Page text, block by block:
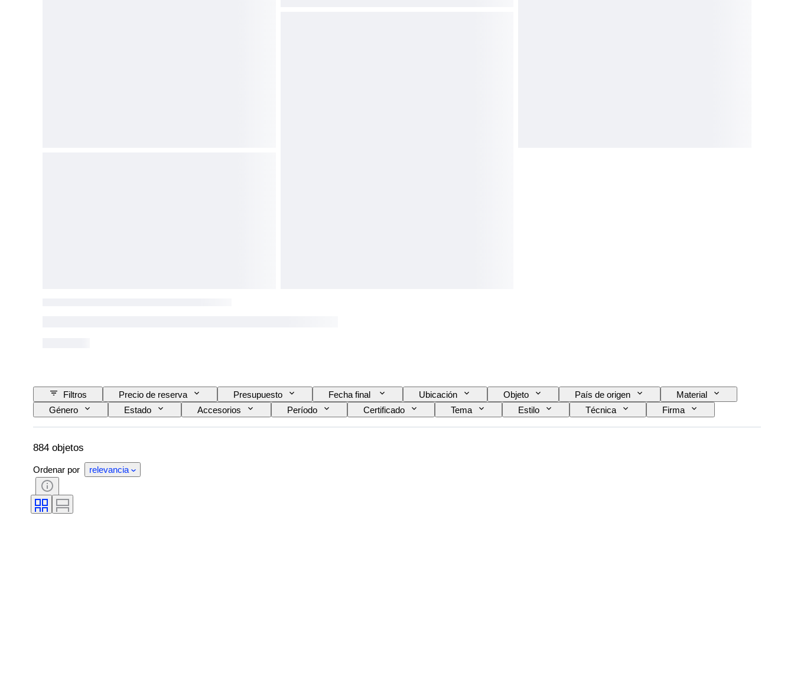
Filtros Precio de reserva Presupuesto Fecha final Ubicación Objeto País de origen
Material
Género
Estado Accesorios Período Certificado Tema Estilo Técnica
Firma
Encuadernado
Edición Idioma Color Vendido por Original / réplica
Organización militar
884 objetos
Ordenar por relevancia